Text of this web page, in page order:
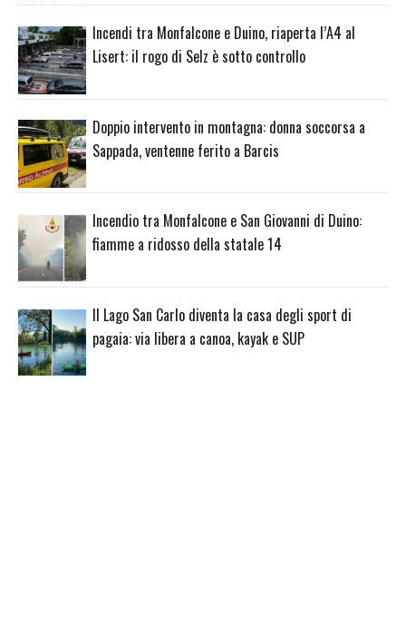
Incendi tra Monfalcone e Duino, riaperta l’A4 al
Lisert: il rogo di Selz è sotto controllo
Doppio intervento in montagna: donna soccorsa a
Sappada, ventenne ferito a Barcis
Incendio tra Monfalcone e San Giovanni di Duino:
fiamme a ridosso della statale 14
Il Lago San Carlo diventa la casa degli sport di
pagaia: via libera a canoa, kayak e SUP